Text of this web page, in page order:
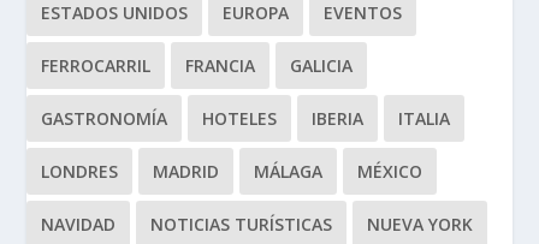
ESTADOS UNIDOS EUROPA EVENTOS
FERROCARRIL FRANCIA GALICIA
GASTRONOMÍA HOTELES IBERIA ITALIA
LONDRES MADRID MÁLAGA MÉXICO
NAVIDAD NOTICIAS TURÍSTICAS NUEVA YORK